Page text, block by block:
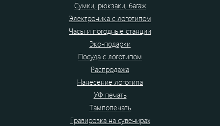
Сумки, рюкзаки, багаж
Электроника с логотипом
Часы и погодные станции
Эко-подарки
Посуда с логотипом
Распродажа
Нанесение логотипа
УФ печать
Тампопечать
Гравировка на сувенирах